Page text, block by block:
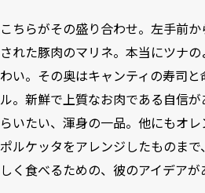
こちらがその盛り合わせ。左手前
された豚肉のマリネ。本当にツナ
わい。その奥はキャンティの寿司
ル。新鮮で上質なお肉である自信
らいたい、渾身の一品。他にもオ
ポルケッタをアレンジしたものま
しく食べるための、彼のアイデアが